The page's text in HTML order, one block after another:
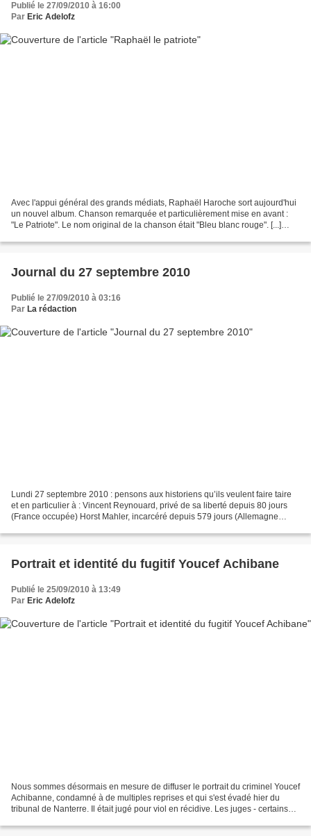
Publié le 27/09/2010 à 16:00
Par Eric Adelofz
Avec l'appui général des grands médiats, Raphaël Haroche sort aujourd'hui
un nouvel album. Chanson remarquée et particulièrement mise en avant :
"Le Patriote". Le nom original de la chanson était "Bleu blanc rouge". [...]
Journal du 27 septembre 2010
Publié le 27/09/2010 à 03:16
Par La rédaction
Lundi 27 septembre 2010 : pensons aux historiens qu’ils veulent faire taire
et en particulier à : Vincent Reynouard, privé de sa liberté depuis 80 jours
(France occupée) Horst Mahler, incarcéré depuis 579 jours (Allemagne
Portrait et identité du fugitif Youcef Achibane
Publié le 25/09/2010 à 13:49
Par Eric Adelofz
Nous sommes désormais en mesure de diffuser le portrait du criminel Youcef
Achibanne, condamné à de multiples reprises et qui s'est évadé hier du
tribunal de Nanterre. Il était jugé pour viol en récidive. Les juges - certains